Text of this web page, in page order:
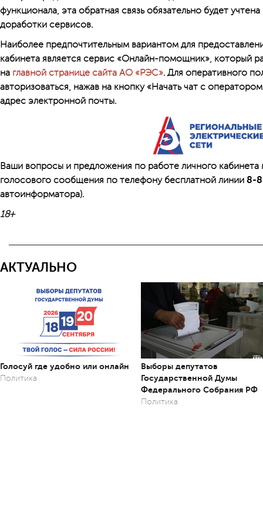
функционала, эта обратная связь обязательно будет
доработки сервисов.
Наиболее предпочтительным вариантом для
кабинета является сервис «Онлайн-помощник», который
на главной странице сайта АО «РЭС». Для оперативного
авторизоваться, нажав на кнопку «Начать чат с
адрес электронной почты.
Ваши вопросы и предложения по работе личного
голосового сообщения по телефону бесплатной линии 8-
автоинформатора).
18+
АКТУАЛЬНО
Голосуй где удобно или онлайн
Политика
Выборы депутатов
Государственной Думы
Федерального Собрания РФ
Политика